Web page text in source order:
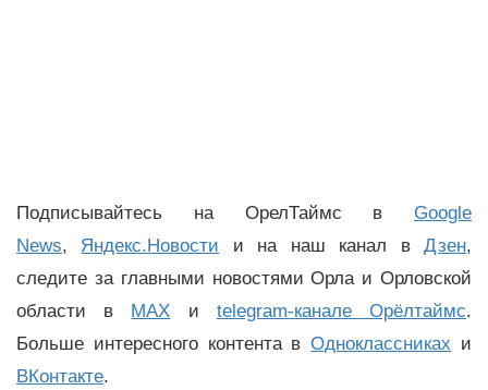
Подписывайтесь на ОрелТаймс в Google
News, Яндекс.Новости и на наш канал вДзен,
следите за главными новостями Орла и Орловской
области в MAX и telegram-канале Орёлтаймс.
Больше интересного контента вОдноклассниках и
ВКонтакте.